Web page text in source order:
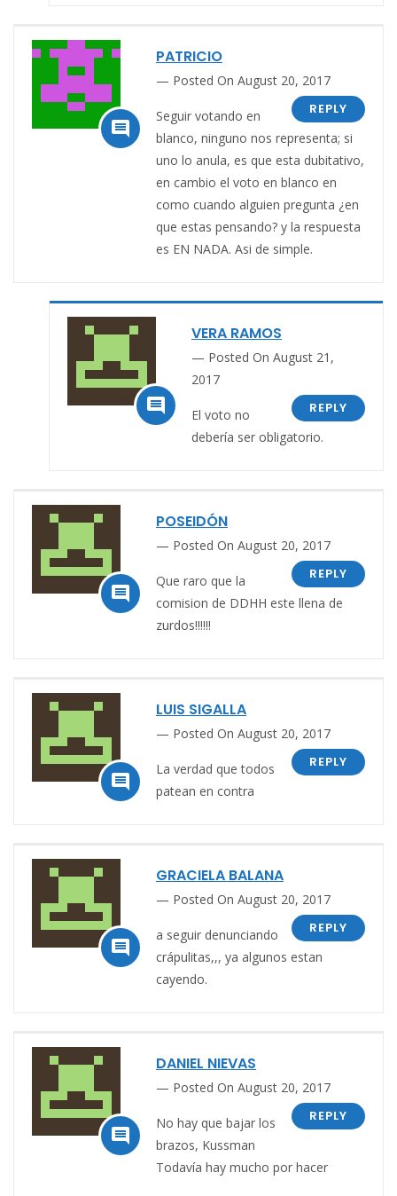

PATRICIO
Posted On August 20, 2017
REPLY
Seguir votando en
blanco, ninguno nos representa; si
uno lo anula, es que esta dubitativo,
en cambio el voto en blanco en
como cuando alguien pregunta ¿en
que estas pensando? y la respuesta
es EN NADA. Asi de simple.

VERA RAMOS
Posted On August 21,
2017
REPLY
El voto no
debería ser obligatorio.

POSEIDÓN
Posted On August 20, 2017
REPLY
Que raro que la
comision de DDHH este llena de
zurdos!!!!!!

LUIS SIGALLA
Posted On August 20, 2017
REPLY
La verdad que todos
patean en contra

GRACIELA BALANA
Posted On August 20, 2017
REPLY
a seguir denunciando
crápulitas,,, ya algunos estan
cayendo.

DANIEL NIEVAS
Posted On August 20, 2017
REPLY
No hay que bajar los
brazos, Kussman
Todavía hay mucho por hacer